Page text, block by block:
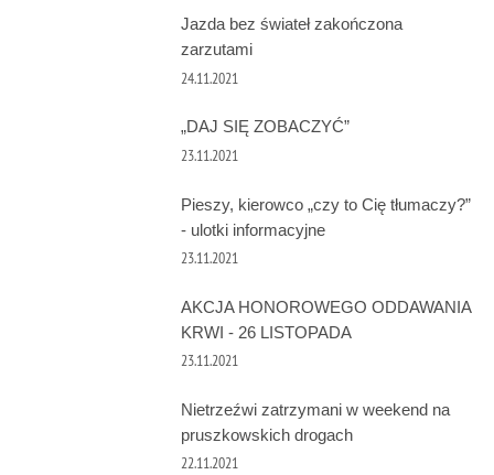
Jazda bez świateł zakończona
zarzutami
24.11.2021
„DAJ SIĘ ZOBACZYĆ”
23.11.2021
Pieszy, kierowco „czy to Cię tłumaczy?”
- ulotki informacyjne
23.11.2021
AKCJA HONOROWEGO ODDAWANIA
KRWI - 26 LISTOPADA
23.11.2021
Nietrzeźwi zatrzymani w weekend na
pruszkowskich drogach
22.11.2021